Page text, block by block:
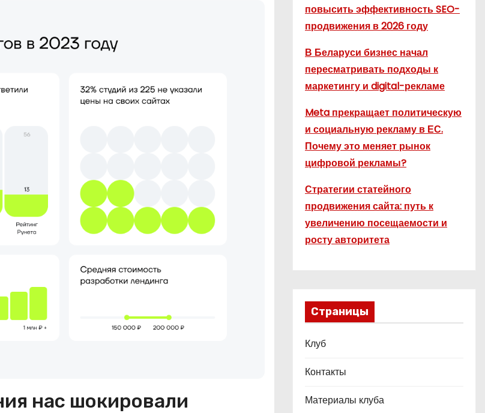
нас шокировали
повысить эффективность SEO-
продвижения в 2026 году
В Беларуси бизнес начал
пересматривать подходы к
маркетингу и digital-рекламе
Meta прекращает политическую
и социальную рекламу в ЕС.
Почему это меняет рынок
цифровой рекламы?
Стратегии статейного
продвижения сайта: путь к
увеличению посещаемости и
росту авторитета
Страницы
Клуб
Контакты
Материалы клуба